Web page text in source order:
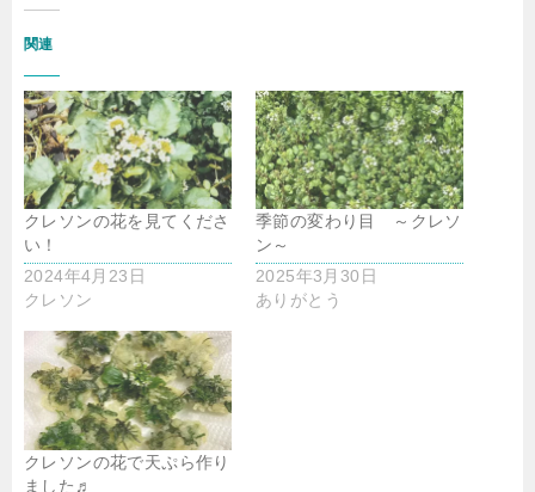
関連
クレソンの花を見てくださ
い！
2024年4月23日
クレソン
季節の変わり目 ～クレソ
ン～
2025年3月30日
ありがとう
クレソンの花で天ぷら作り
ました♬